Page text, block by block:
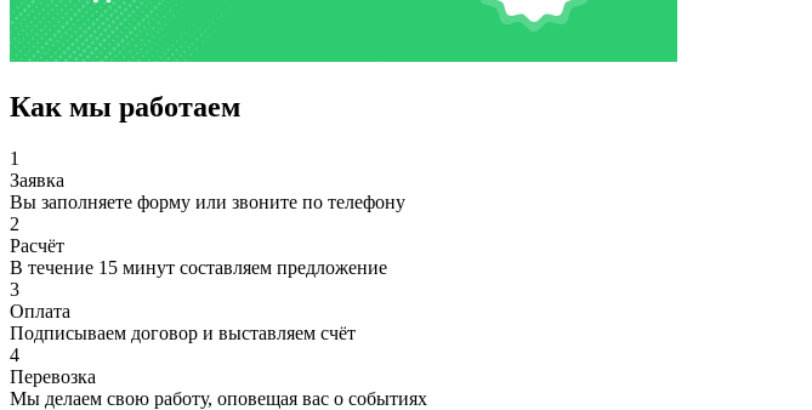
Как мы работаем
1
Заявка
Вы заполняете форму или звоните по телефону
2
Расчёт
В течение 15 минут составляем предложение
3
Оплата
Подписываем договор и выставляем счёт
4
Перевозка
Мы делаем свою работу, оповещая вас о событиях